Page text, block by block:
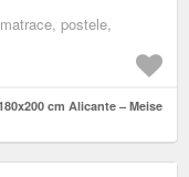
postele,
cm Alicante – Meise